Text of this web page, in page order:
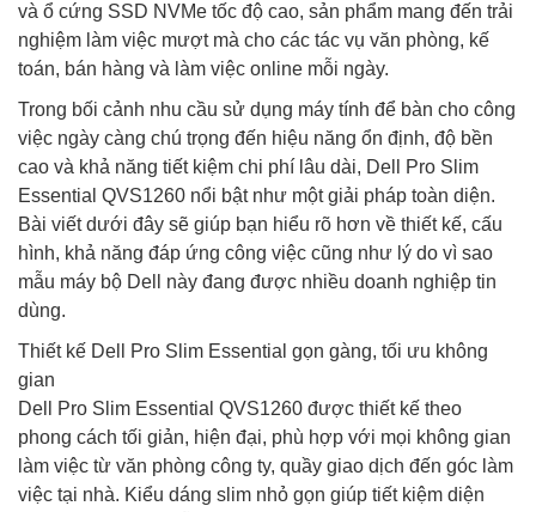
và ổ cứng SSD NVMe tốc độ cao, sản phẩm mang đến trải
nghiệm làm việc mượt mà cho các tác vụ văn phòng, kế
toán, bán hàng và làm việc online mỗi ngày.
Trong bối cảnh nhu cầu sử dụng máy tính để bàn cho công
việc ngày càng chú trọng đến hiệu năng ổn định, độ bền
cao và khả năng tiết kiệm chi phí lâu dài, Dell Pro Slim
Essential QVS1260 nổi bật như một giải pháp toàn diện.
Bài viết dưới đây sẽ giúp bạn hiểu rõ hơn về thiết kế, cấu
hình, khả năng đáp ứng công việc cũng như lý do vì sao
mẫu máy bộ Dell này đang được nhiều doanh nghiệp tin
dùng.
Thiết kế Dell Pro Slim Essential gọn gàng, tối ưu không
gian
Dell Pro Slim Essential QVS1260 được thiết kế theo
phong cách tối giản, hiện đại, phù hợp với mọi không gian
làm việc từ văn phòng công ty, quầy giao dịch đến góc làm
việc tại nhà. Kiểu dáng slim nhỏ gọn giúp tiết kiệm diện